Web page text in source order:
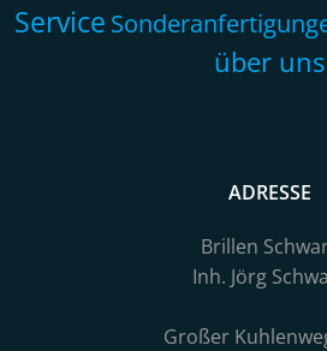
Service
über uns
ADRESSE
Brillen
Inh. Jörg
Großer